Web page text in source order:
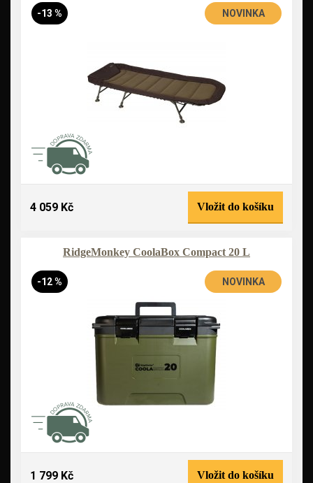
-13 % NOVINKA
4 059 Kč Vložit do košíku
RidgeMonkey CoolaBox Compact 20 L
-12 % NOVINKA
1 799 Kč Vložit do košíku